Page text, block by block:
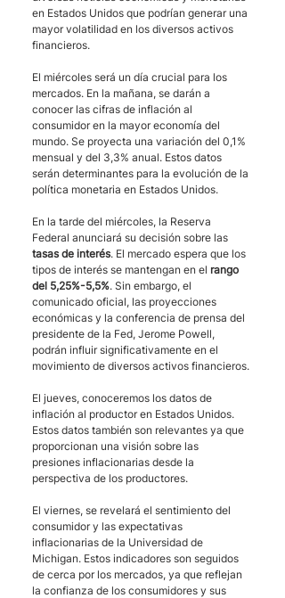
en Estados Unidos que podrían generar una
mayor volatilidad en los diversos activos
financieros.
El miércoles será un día crucial para los
mercados. En la mañana, se darán a
conocer las cifras de inflación al
consumidor en la mayor economía del
mundo. Se proyecta una variación del 0,1%
mensual y del 3,3% anual. Estos datos
serán determinantes para la evolución de la
política monetaria en Estados Unidos.
En la tarde del miércoles, la Reserva
Federal anunciará su decisión sobre las
tasas de interés. El mercado espera que los
tipos de interés se mantengan en el rango
del 5,25%-5,5%. Sin embargo, el
comunicado oficial, las proyecciones
económicas y la conferencia de prensa del
presidente de la Fed, Jerome Powell,
podrán influir significativamente en el
movimiento de diversos activos financieros.
El jueves, conoceremos los datos de
inflación al productor en Estados Unidos.
Estos datos también son relevantes ya que
proporcionan una visión sobre las
presiones inflacionarias desde la
perspectiva de los productores.
El viernes, se revelará el sentimiento del
consumidor y las expectativas
inflacionarias de la Universidad de
Michigan. Estos indicadores son seguidos
de cerca por los mercados, ya que reflejan
la confianza de los consumidores y sus